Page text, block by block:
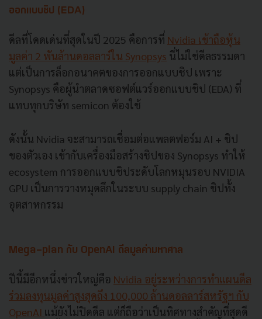
ออกแบบชิป (EDA)
ดีลที่โดดเด่นที่สุดในปี 2025 คือการที่ Nvidia เข้าถือหุ้น
มูลค่า 2 พันล้านดอลลาร์ใน Synopsys นี่ไม่ใช่ดีลธรรมดา
แต่เป็นการล็อกอนาคตของการออกแบบชิป เพราะ
Synopsys คือผู้นำตลาดซอฟต์แวร์ออกแบบชิป (EDA) ที่
แทบทุกบริษัท semicon ต้องใช้
ดังนั้น Nvidia จะสามารถเชื่อมต่อแพลตฟอร์ม AI + ชิป
ของตัวเอง เข้ากับเครื่องมือสร้างชิปของ Synopsys ทำให้
ecosystem การออกแบบชิประดับโลกหมุนรอบ NVIDIA
GPU เป็นการวางหมุดลึกในระบบ supply chain ชิปทั้ง
อุตสาหกรรม
Mega-plan กับ OpenAI ดีลมูลค่ามหาศาล
ปีนี้มีอีกหนึ่งข่าวใหญ่คือ Nvidia อยู่ระหว่างการทำแผนดีล
ร่วมลงทุนมูลค่าสูงสุดถึง 100,000 ล้านดอลลาร์สหรัฐฯ กับ
OpenAI แม้ยังไม่ปิดดีล แต่ก็ถือว่าเป็นทิศทางสำคัญที่สุดดี